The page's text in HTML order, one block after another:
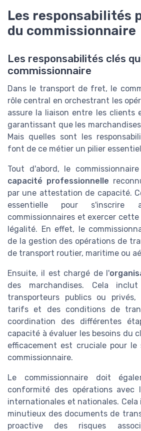
Les responsabilités
du commissionnaire
Les responsabilités clés
commissionnaire
Dans le transport de fret, le
rôle central en orchestrant les
assure la liaison entre les clients
garantissant que les
Mais quelles sont les
font de ce métier un pilier
Tout d'abord, le
capacité professionnelle
par une attestation de capacité.
essentielle pour s'inscrire
commissionnaires et exercer
légalité. En effet, le
de la gestion des opérations de
de transport routier, maritime ou
Ensuite, il est chargé de l'
des marchandises. Cela
transporteurs publics ou
tarifs et des conditions de
coordination des différentes
capacité à évaluer les besoins du
efficacement est cruciale pour
commissionnaire.
Le commissionnaire doit
conformité des opérations avec
internationales et nationales. Cela
minutieux des documents de
proactive des risques